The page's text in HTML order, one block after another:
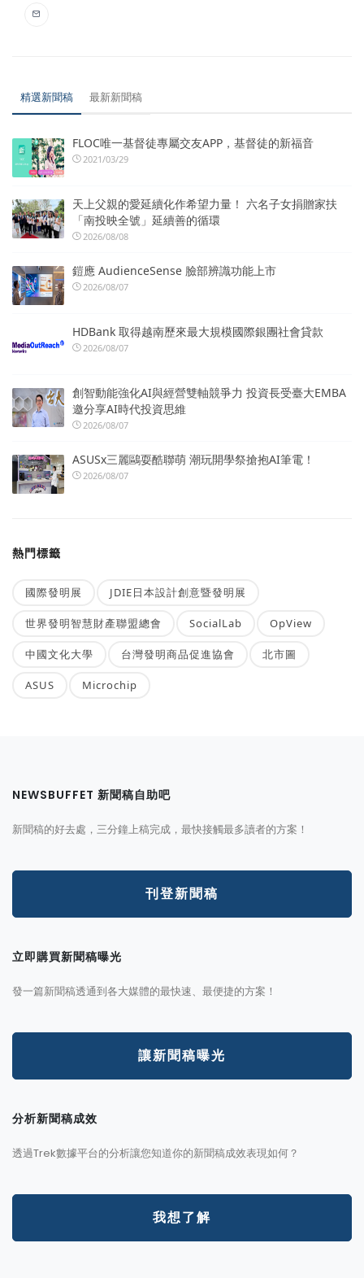
精選新聞稿 最新新聞稿
FLOC唯一基督徒專屬交友APP，基督徒的新福音
2021/03/29
天上父親的愛延續化作希望力量！ 六名子女捐贈家扶
「南投映全號」延續善的循環
2026/08/08
鎧應 AudienceSense 臉部辨識功能上市
2026/08/07
HDBank 取得越南歷來最大規模國際銀團社會貸款
2026/08/07
創智動能強化AI與經營雙軸競爭力 投資長受臺大EMBA
邀分享AI時代投資思維
2026/08/07
ASUSx三麗鷗耍酷聯萌 潮玩開學祭搶抱AI筆電！
2026/08/07
熱門標籤
國際發明展 JDIE日本設計創意暨發明展
世界發明智慧財產聯盟總會 SocialLab OpView
中國文化大學 台灣發明商品促進協會 北市圖
ASUS Microchip
NEWSBUFFET 新聞稿自助吧
新聞稿的好去處，三分鐘上稿完成，最快接觸最多讀者的方案！
刊登新聞稿
立即購買新聞稿曝光
發一篇新聞稿透通到各大媒體的最快速、最便捷的方案！
讓新聞稿曝光
分析新聞稿成效
透過Trek數據平台的分析讓您知道你的新聞稿成效表現如何？
我想了解